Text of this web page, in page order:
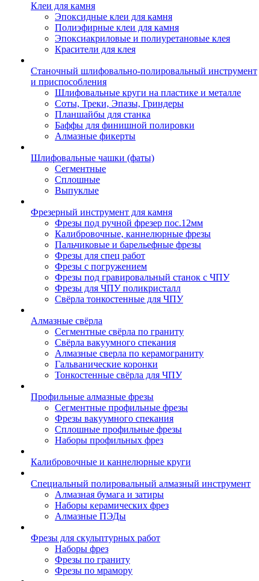
Клеи для камня
Эпоксидные клеи для камня
Полиэфирные клеи для камня
Эпоксиакриловые и полиуретановые клея
Красители для клея
Станочный шлифовально-полировальный инструмент
и приспособления
Шлифовальные круги на пластике и металле
Соты, Треки, Эпазы, Гриндеры
Планшайбы для станка
Баффы для финишной полировки
Алмазные фикерты
Шлифовальные чашки (фаты)
Сегментные
Сплошные
Выпуклые
Фрезерный инструмент для камня
Фрезы под ручной фрезер пос.12мм
Калибровочные, каннелюрные фрезы
Пальчиковые и барельефные фрезы
Фрезы для спец работ
Фрезы с погружением
Фрезы под гравировальный станок с ЧПУ
Фрезы для ЧПУ поликристалл
Свёрла тонкостенные для ЧПУ
Алмазные свёрла
Сегментные свёрла по граниту
Свёрла вакуумного спекания
Алмазные сверла по керамограниту
Гальванические коронки
Тонкостенные свёрла для ЧПУ
Профильные алмазные фрезы
Сегментные профильные фрезы
Фрезы вакуумного спекания
Сплошные профильные фрезы
Наборы профильных фрез
Калибровочные и каннелюрные круги
Специальный полировальный алмазный инструмент
Алмазная бумага и затиры
Наборы керамических фрез
Алмазные ПЭДы
Фрезы для скульптурных работ
Наборы фрез
Фрезы по граниту
Фрезы по мрамору